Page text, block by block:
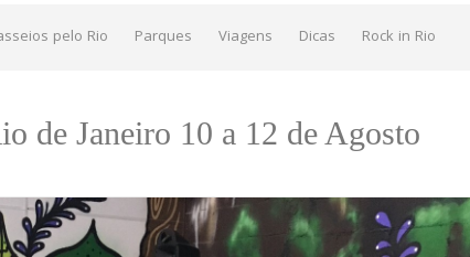
pelo Rio Parques Viagens Dicas Rock in Rio
de Janeiro 10 a 12 de Agosto